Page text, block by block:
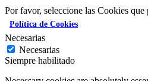
Por favor, seleccione las Cookies que
Política de Cookies
Necesarias
Necesarias
Siempre habilitado